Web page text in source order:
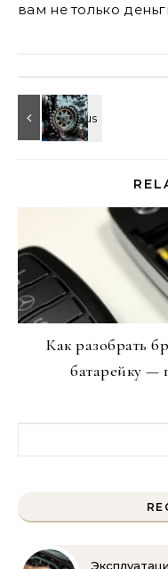
вам не только
Как разобрать
батарейку —